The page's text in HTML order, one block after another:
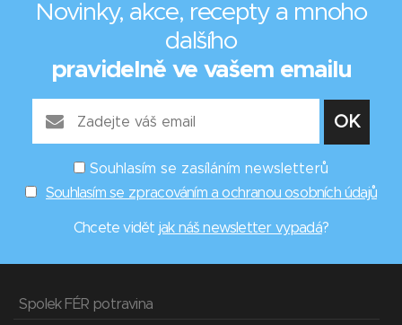
Novinky, akce, recepty a mnoho
dalšího
pravidelně ve vašem emailu
Souhlasím se zasíláním newsletterů
Souhlasím se zpracováním a ochranou osobních údajů
Chcete vidět jak náš newsletter vypadá?
Spolek FÉR potravina